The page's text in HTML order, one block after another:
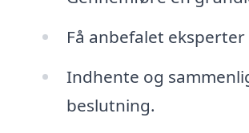
Få anbefalet
Indhente og
beslutning.